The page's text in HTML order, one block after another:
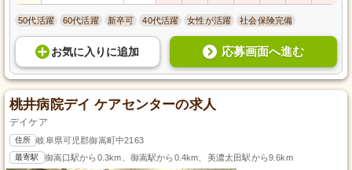
50代活躍 60代活躍 新卒可 40代活躍 女性が活躍 社会保険完備
お気に入り に追加 応募画面へ進む
桃井病院デイ ケアセンターの求人
デイケア
住所 岐阜県可児郡御嵩町中2163
最寄駅 御嵩口駅から0.3km、御嵩駅から0.4km、美濃太田駅から9.6km